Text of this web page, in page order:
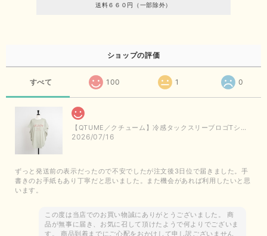
送料６６０円（一部除外）
ショップの評価
すべて 100 1 0
【QTUME／クチューム】冷感タックスリーブロゴTシャツ（ライトグレー）
2026/07/16
ずっと発送前の表示だったので不安でしたが注文後3日位で届きました。手
書きのお手紙もあり丁寧だと思いました。また機会があれば利用したいと思
います。
この度は当店でのお買い物誠にありがとうございました。 商
品が無事に届き、お気に召して頂けたようで何よりでございま
す。 商品到着までにご心配をおかけして申し訳ございません